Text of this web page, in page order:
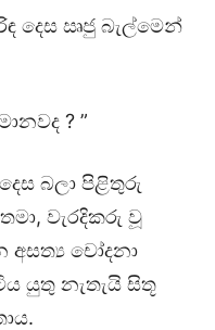
දෙස ඍජු බැල්මෙන්
? ”
බලා පිළිතුරු
වැරදිකරු වූ
අසත්‍ය චෝදනා
යුතු නැතැයි සිතූ